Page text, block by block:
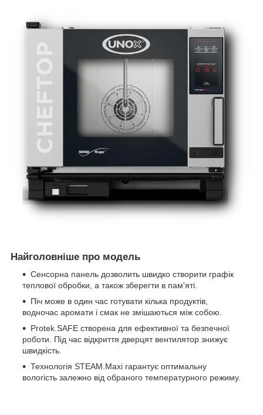
Найголовніше про модель
Сенсорна панель дозволить швидко створити графік
теплової обробки, а також зберегти в пам'яті.
Піч може в один час готувати кілька продуктів,
водночас аромати і смак не змішаються між собою.
Protek.SAFE створена для ефективної та безпечної
роботи. Під час відкриття дверцят вентилятор знижує
швидкість.
Технологія STEAM.Maxi гарантує оптимальну
вологість залежно від обраного температурного режиму.